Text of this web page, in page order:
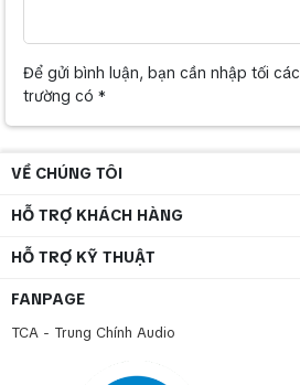
Để gửi bình luận, bạn cần nhập tối các
trường có *
VỀ CHÚNG TÔI
HỖ TRỢ KHÁCH HÀNG
HỖ TRỢ KỸ THUẬT
FANPAGE
TCA - Trung Chính Audio